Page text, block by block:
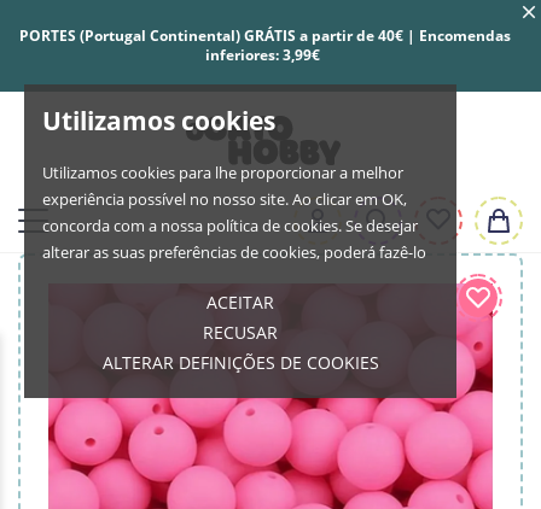
Utilizamos cookies
Utilizamos cookies para lhe proporcionar a melhor
experiência possível no nosso site. Ao clicar em OK,
concorda com a nossa política de cookies. Se desejar
alterar as suas preferências de cookies, poderá fazê-lo
ACEITAR
RECUSAR
ALTERAR DEFINIÇÕES DE COOKIES
PORTES (Portugal Continental) GRÁTIS a partir de 40€ | Encomendas
inferiores: 3,99€